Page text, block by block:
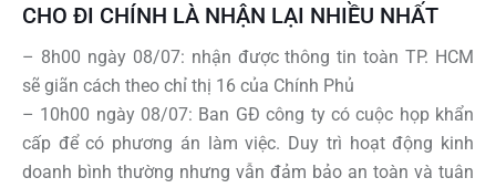
CHO ĐI CHÍNH LÀ NHẬN LẠI NHIỀU NHẤT
– 8h00 ngày 08/07: nhận được thông tin toàn TP. HCM
sẽ giãn cách theo chỉ thị 16 của Chính Phủ
– 10h00 ngày 08/07: Ban GĐ công ty có cuộc họp khẩn
cấp để có phương án làm việc. Duy trì hoạt động kinh
doanh bình thường nhưng vẫn đảm bảo an toàn và tuân